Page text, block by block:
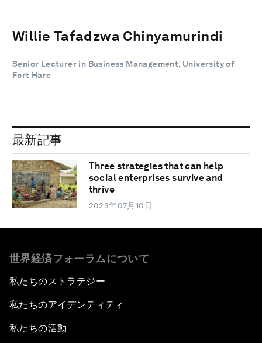
Willie Tafadzwa Chinyamurindi
Senior Lecturer in Business Management, University of
Fort Hare
最新記事
Three strategies that can help
social enterprises survive and
thrive
2023年07月10日
世界経済フォーラムについて
私たちのストラテジー
私たちのアイデンティティ
私たちの活動